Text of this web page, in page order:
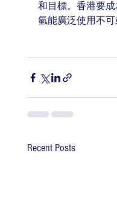
和目標。香港要成
氫能廣泛使用不可
Recent Posts